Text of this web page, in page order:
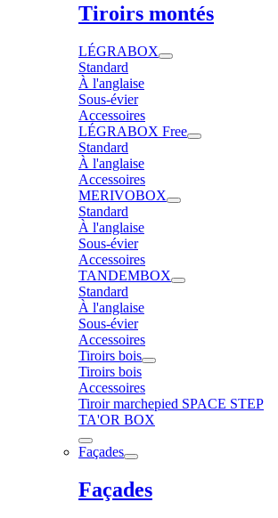
Tiroirs montés
LÉGRABOX
Standard
À l'anglaise
Sous-évier
Accessoires
LÉGRABOX Free
Standard
À l'anglaise
Accessoires
MERIVOBOX
Standard
À l'anglaise
Sous-évier
Accessoires
TANDEMBOX
Standard
À l'anglaise
Sous-évier
Accessoires
Tiroirs bois
Tiroirs bois
Accessoires
Tiroir marchepied SPACE STEP
TA'OR BOX
Façades
Façades